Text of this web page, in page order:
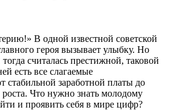
В одной известной советской
героя вызывает улыбку. Но
считалась престижной, таковой
есть все слагаемые
стабильной заработной платы до
роста. Что нужно знать молодому
и проявить себя в мире цифр?